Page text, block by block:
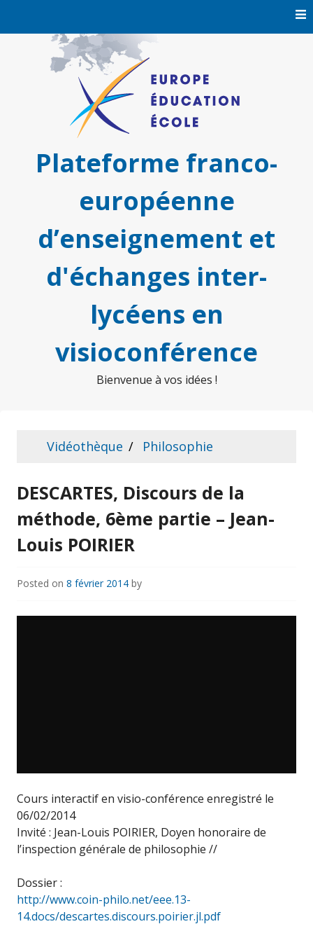
Plateforme franco-
européenne
d’enseignement et
d'échanges inter-
lycéens en
visioconférence
Bienvenue à vos idées !
Vidéothèque Philosophie
DESCARTES, Discours de la
méthode, 6ème partie – Jean-
Louis POIRIER
Posted on 8 février 2014 by
Cours interactif en visio-conférence enregistré le
06/02/2014
Invité : Jean-Louis POIRIER, Doyen honoraire de
l’inspection générale de philosophie //
Dossier :
http://www.coin-philo.net/eee.13-
14.docs/descartes.discours.poirier.jl.pdf